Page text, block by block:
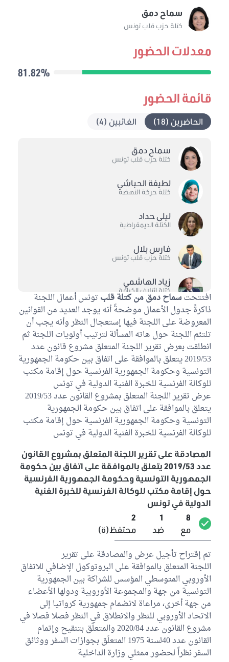
افتتحتسماح دمق من كتلة قلب تونس أعمال اللجنة
ذاكرةً جدول الأعمال موضحةً أنه يوجد العديد من القوانين
المعروضة على اللجنة فيها إستعجال النظر وأنه يجب أن
تلتئم اللجنة حول هاته المسألة لترتيب أولويات اللجنة ثم
انطلقت بعرض تقرير اللجنة المتعلق مشروع قانون عدد
2019/53 يتعلق بالموافقة على اتفاق بين حكومة الجمهورية
التونسية وحكومة الجمهورية الفرنسية حول إقامة مكتب
للوكالة الفرنسية للخبرة الفنية الدولية في تونس
عرض تقرير اللجنة المتعلق بمشروع القانون عدد 2019/53
يتعلق بالموافقة على اتفاق بين حكومة الجمهورية
التونسية وحكومة الجمهورية الفرنسية حول إقامة مكتب
للوكالة الفرنسية للخبرة الفنية الدولية في تونس
المصادقة على تقرير اللجنة المتعلق بمشروع القانون
عدد 2019/53 يتعلق بالموافقة على اتفاق بين حكومة
الجمهورية التونسية وحكومة الجمهورية الفرنسية
حول إقامة مكتب للوكالة الفرنسية للخبرة الفنية
الدولية في تونس
8
مع
1
ضد
2
محتفظ(ة)
تم إقتراح تأجيل عرض والمصادقة على تقرير
اللجنة المتعلق بالموافقة على البروتوكول الإضافي للاتفاق
الأوروبي المتوسطي المؤسس للشراكة بين الجمهورية
التونسية من جهة والمجموعة الأوروبية ودولها الأعضاء
من جهة أخرى، مراعاة لانضمام جمهورية كرواتيا إلى
الاتحاد الأوروبي للنظر والانطلاق في النظر فصلا فصلا في
مشروع القانون عدد 2020/84 والمتعلّق بتنقيح وإتمام
القانون عدد 40لسنة 1975 المتعلّق بجوازات السفر ووثائق
السفر نظراً لحضور ممثلي وزارة الداخلية
سماح دمق
كتلة حزب قلب تونس
معدلات الحضور
81.82%
قائمة الحضور
الحاضرين (18) الغائبين (4)
سماح دمق
كتلة حزب قلب تونس
لطيفة الحباشي
كتلة حركة النهضة
ليلى حداد
الكتلة الديمقراطية
فارس بلال
كتلة حزب قلب تونس
زياد الهاشمي
كتلة ائتلاف الكرامة
حسين جنيح
كتلة تحيا تونس
ليليا بالليل
كتلة الاصلاح
نسرين العماري
كتلة الاصلاح
أحمد بلقاسم
كتلة حركة النهضة
كتلة حركة النهضة
فائزة بوهلال
كتلة حركة النهضة
بلقاسم حسن
كتلة حركة النهضة
نبيل حجي
الكتلة الديمقراطية
منيرة العياري
الكتلة الديمقراطية
محمد السخيري
كتلة حزب قلب تونس
عواطف قريش عبيد
كتلة الحزب الدستوري الحر